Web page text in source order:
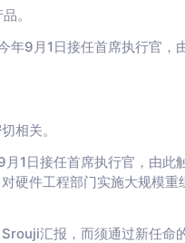
。
9月1日接任首席执行官，
相关。
1日接任首席执行官，由此
件工程部门实施大规模重
汇报，而须通过新任命